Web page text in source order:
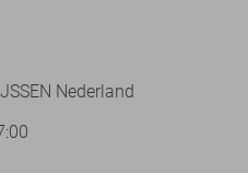
Nederland